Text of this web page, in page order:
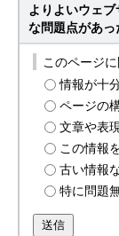
よりよいウェ
な問題点があっ
このページ
情報が十
ページの
文章や表
この情報
古い情報
特に問題
送信